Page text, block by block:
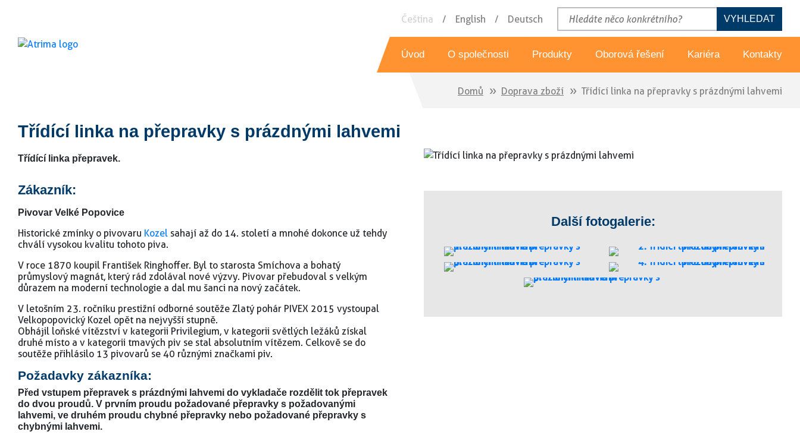
Čeština English Deutsch VYHLEDAT
Úvod O společnosti
Historie
Reference
Produkty
Robotická pracoviště
Paletizátory
Manipulátory
Oborová řešení
Potravinářský průmysl
Automobilový průmysl
Řezání laserem
Kariéra Kontakty
Domů Doprava zboží Třídící linka na přepravky s prázdnými lahvemi
Třídící linka na přepravky s prázdnými lahvemi
Třídící linka přepravek.
Zákazník:
Pivovar Velké Popovice
Historické zmínky o pivovaru Kozel sahají až do 14. století a mnohé dokonce už tehdy
chválí vysokou kvalitu tohoto piva.
V roce 1870 koupil František Ringhoffer. Byl to starosta Smíchova a bohatý
průmyslový magnát, který rád zdolával nové výzvy. Pivovar přebudoval s velkým
důrazem na moderní technologie a dal mu šanci na nový začátek.
V letošním 23. ročníku prestižní odborné soutěže Zlatý pohár PIVEX 2015 vystoupal
Velkopopovický Kozel opět na nejvyšší stupně.
Obhájil loňské vítězství v kategorii Privilegium, v kategorii světlých ležáků získal
druhé místo a v kategorii tmavých piv se stal absolutním vítězem. Celkově se do
soutěže přihlásilo 13 pivovarů se 40 různými značkami piv.
Požadavky zákazníka:
Před vstupem přepravek s prázdnými lahvemi do vykladače rozdělit tok přepravek
do dvou proudů. V prvním proudu požadované přepravky s požadovanými
lahvemi, ve druhém proudu chybné přepravky nebo požadované přepravky s
chybnými lahvemi.
Další fotogalerie: